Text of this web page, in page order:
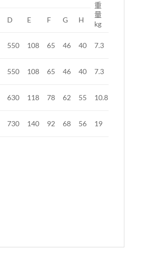
重
量
kg
D E F G H
550 108 65 46 40 7.3
550 108 65 46 40 7.3
630 118 78 62 55 10.8
730 140 92 68 56 19